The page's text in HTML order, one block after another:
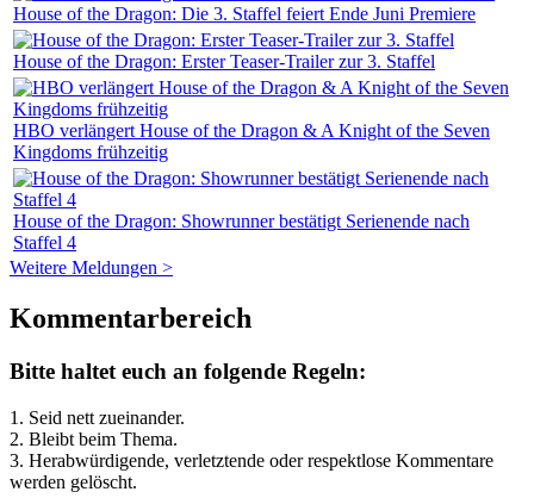
House of the Dragon: Die 3. Staffel feiert Ende Juni Premiere
House of the Dragon: Erster Teaser-Trailer zur 3. Staffel
HBO verlängert House of the Dragon & A Knight of the Seven
Kingdoms frühzeitig
House of the Dragon: Showrunner bestätigt Serienende nach
Staffel 4
Weitere Meldungen >
Kommentarbereich
Bitte haltet euch an folgende Regeln:
1. Seid nett zueinander.
2. Bleibt beim Thema.
3. Herabwürdigende, verletztende oder respektlose Kommentare
werden gelöscht.